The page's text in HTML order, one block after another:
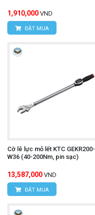
1,910,000 VND
ĐẶT MUA
Cờ lê lực mỏ lết KTC GEKR200-
W36 (40-200Nm, pin sạc)
13,587,000 VND
ĐẶT MUA